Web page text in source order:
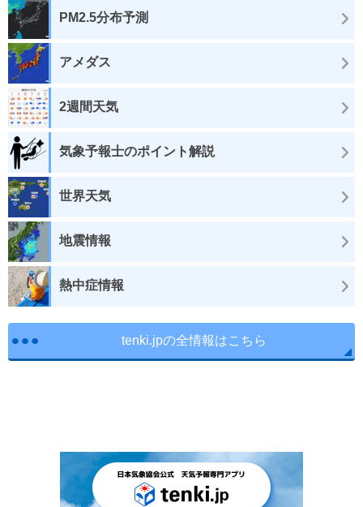
PM2.5分布予測
アメダス
2週間天気
気象予報士のポイント解説
世界天気
地震情報
熱中症情報
tenki.jpの全情報はこちら